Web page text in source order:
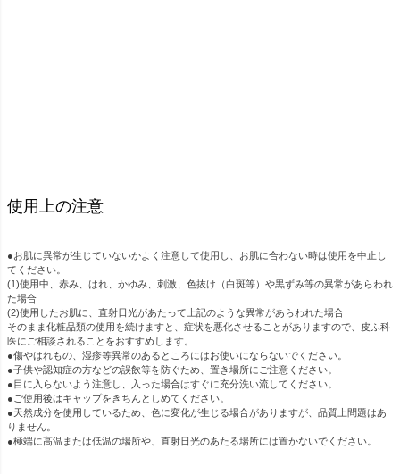
使用上の注意
●お肌に異常が生じていないかよく注意して使用し、お肌に合わない時は使用を中止し
てください。
(1)使用中、赤み、はれ、かゆみ、刺激、色抜け（白斑等）や黒ずみ等の異常があらわれ
た場合
(2)使用したお肌に、直射日光があたって上記のような異常があらわれた場合
そのまま化粧品類の使用を続けますと、症状を悪化させることがありますので、皮ふ科
医にご相談されることをおすすめします。
●傷やはれもの、湿疹等異常のあるところにはお使いにならないでください。
●子供や認知症の方などの誤飲等を防ぐため、置き場所にご注意ください。
●目に入らないよう注意し、入った場合はすぐに充分洗い流してください。
●ご使用後はキャップをきちんとしめてください。
●天然成分を使用しているため、色に変化が生じる場合がありますが、品質上問題はあ
りません。
●極端に高温または低温の場所や、直射日光のあたる場所には置かないでください。